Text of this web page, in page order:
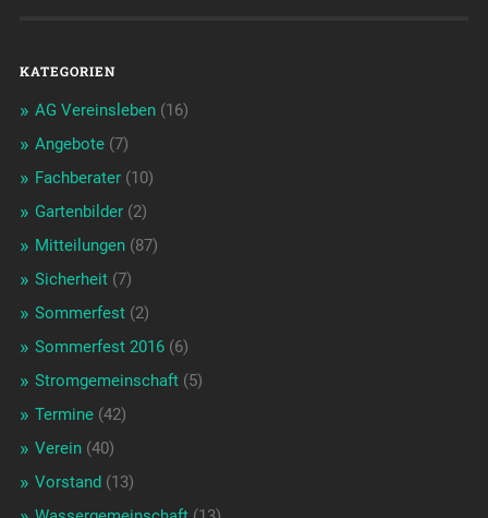
KATEGORIEN
AG Vereinsleben(16)
Angebote(7)
Fachberater(10)
Gartenbilder(2)
Mitteilungen(87)
Sicherheit(7)
Sommerfest(2)
Sommerfest 2016(6)
Stromgemeinschaft(5)
Termine(42)
Verein(40)
Vorstand(13)